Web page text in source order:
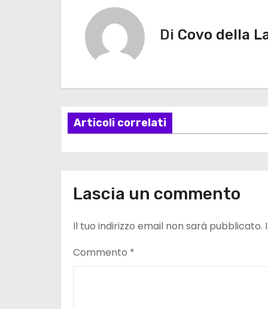
a
z
n
e
a
Di Covo della
Articoli correlati
Lascia un commento
Il tuo indirizzo email non sarà pubblicato.
Commento *